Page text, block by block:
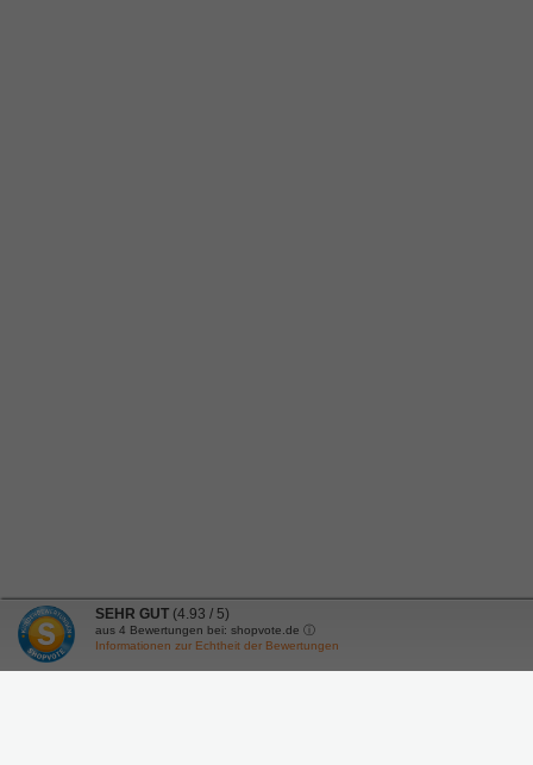
SEHR GUT (4.93 / 5)
aus 4 Bewertungen bei: shopvote.de ⓘ
Informationen zur Echtheit der Bewertungen